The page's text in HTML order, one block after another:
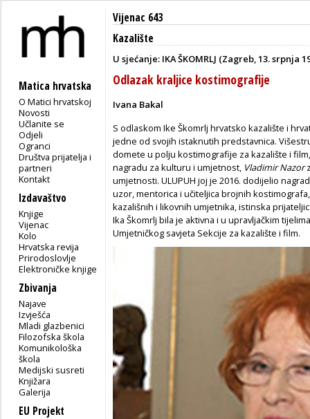
Matica hrvatska
O Matici hrvatskoj
Novosti
Učlanite se
Odjeli
Ogranci
Društva prijatelja i
partneri
Kontakt
Izdavaštvo
Knjige
Vijenac
Kolo
Hrvatska revija
Prirodoslovlje
Elektroničke knjige
Zbivanja
Najave
Izvješća
Mladi glazbenici
Filozofska škola
Komunikološka
škola
Medijski susreti
Knjižara
Galerija
EU Projekt
Vijenac 643
Kazalište
U sjećanje: IKA ŠKOMRLJ (Zagreb, 13. srpnja
Odlazak kraljice kostimografije
Ivana Bakal
S odlaskom Ike Škomrlj hrvatsko kazalište i
jedne od svojih istaknutih predstavnica.
domete u polju kostimografije za kazalište i
nagradu za kulturu i umjetnost, Vladimir Nazor
umjetnosti. ULUPUH joj je 2016. dodijelio
uzor, mentorica i učiteljica brojnih
kazališnih i likovnih umjetnika, istinska
Ika Škomrlj bila je aktivna i u upravljačkim
Umjetničkog savjeta Sekcije za kazalište i film.